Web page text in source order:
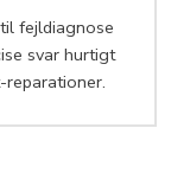
fejldiagnose
svar hurtigt